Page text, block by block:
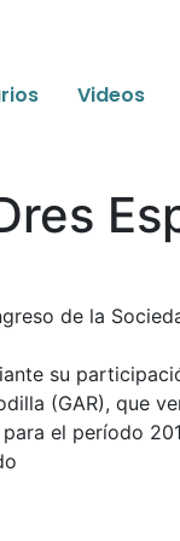
Videos
de la
su
(GAR), que
el período